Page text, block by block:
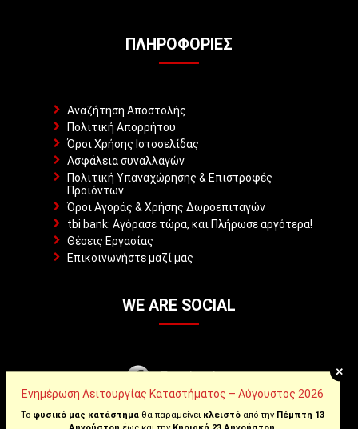
ΠΛΗΡΟΦΟΡΊΕΣ
Αναζήτηση Αποστολής
Πολιτική Απορρήτου
Όροι Χρήσης Ιστοσελίδας
Ασφάλεια συναλλαγών
Πολιτική Υπαναχώρησης & Επιστροφές
Προϊόντων
Όροι Αγοράς & Χρήσης Δωροεπιταγών
tbi bank: Αγόρασε τώρα, και Πλήρωσε αργότερα!
Θέσεις Εργασίας
Επικοινωνήστε μαζί μας
WE ARE SOCIAL
Facebook
Instagram
+
Ενημέρωση Λειτουργίας Καταστήματος – Αύγουστος 2026
Το φυσικό μας κατάστημα θα παραμείνει κλειστό από την Πέμπτη 13